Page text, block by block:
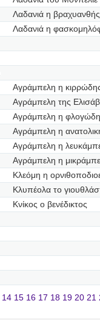
Λαδανιά η βραχυανθής
Λαδανιά η
Αγράμπελη η
Αγράμπελη της
Αγράμπελη η
Αγράμπελη η
Αγράμπελη η
Αγράμπελη η
Κλεόμη η
Κλυπέολα το
Κνίκος ο βενέδικτος
14 15 16 17 18 19 20 21